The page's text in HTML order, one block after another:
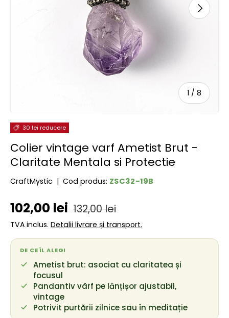
1 / de
8
30 lei reducere
Colier vintage varf Ametist Brut -
Claritate Mentala si Protectie
CraftMystic | Cod produs: ZSC32-19B
Preț de vânzare
102,00 lei Preț obișnuit
132,00 lei
TVA inclus. Detalii livrare și transport.
DE CE ÎL ALEGI
Ametist brut: asociat cu claritatea și
focusul
Pandantiv vârf pe lănțișor ajustabil,
vintage
Potrivit purtării zilnice sau în meditație